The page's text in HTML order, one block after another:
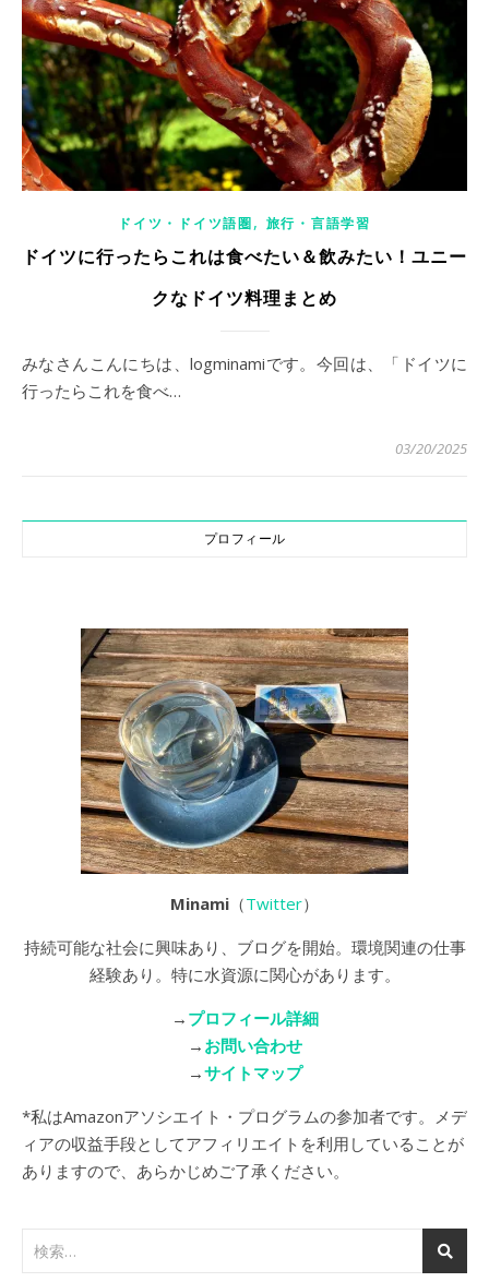
ドイツ・ドイツ語圏, 旅行・言語学習
ドイツに行ったらこれは食べたい＆飲みたい！ユニー
クなドイツ料理まとめ
みなさんこんにちは、logminamiです。今回は、「ドイツに
行ったらこれを食べ…
03/20/2025
プロフィール
Minami （Twitter）
持続可能な社会に興味あり、ブログを開始。環境関連の仕事
経験あり。特に水資源に関心があります。
→ プロフィール詳細
→ お問い合わせ
→サイトマップ
*私はAmazonアソシエイト・プログラムの参加者です。メデ
ィアの収益手段としてアフィリエイトを利用していることが
ありますので、あらかじめご了承ください。